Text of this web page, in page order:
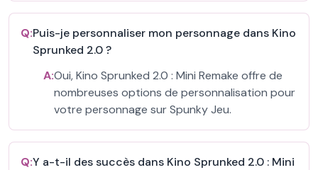
Q:Puis-je personnaliser mon personnage dans Kino
Sprunked 2.0 ?
A:Oui, Kino Sprunked 2.0 : Mini Remake offre de
nombreuses options de personnalisation pour
votre personnage sur Spunky Jeu.
Q:Y a-t-il des succès dans Kino Sprunked 2.0 : Mini